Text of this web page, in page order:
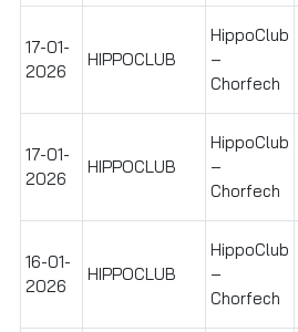
17-01-
2026
HIPPOCLUB
HippoClub
–
Chorfech
17-01-
2026
HIPPOCLUB
HippoClub
–
Chorfech
16-01-
2026
HIPPOCLUB
HippoClub
–
Chorfech